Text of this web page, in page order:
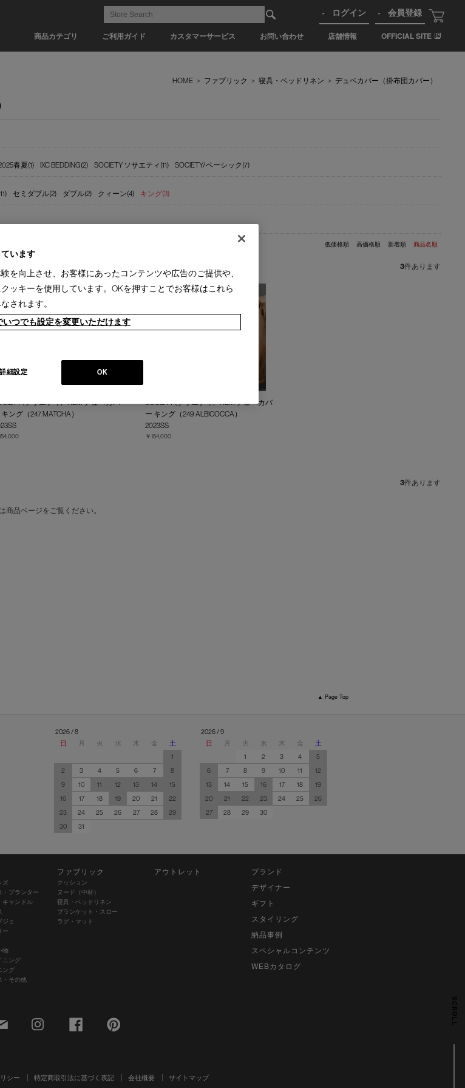
商品カテゴリ ご利用ガイド カスタマーサービス お問い合わせ 店舗情報 OFFICIAL SITE
ログイン 会員登録
SCROLL
HOME > ファブリック > 寝具・ベッドリネン > デュベカバー（掛布団カバー）
春夏(1) IXC BEDDING(2) SOCIETY ソサエティ(11) SOCIETY/ベーシック(7)
セミダブル(2) ダブル(2) クィーン(4) キング(3)
低価格順 高価格順 新着順 商品名順
3件あります
(ソサエティ) - REM デュベカバ
キング（247 MATCHA）
SOCIETY (ソサエティ) - REM デュベカバ
ー キング（249 ALBICOCCA）
2023SS
￥154,000
3件あります
品ページをご覧ください。
▲ Page Top
2026 / 8
日
月 火 水 木 金
土
1
2
3 4 5 6 7
8
9
10 11 12 13 14
15
16
17 18 19 20 21
22
23
24 25 26 27 28
29
30
31
2026 / 9
日
月 火 水 木 金
土
1
2 3 4
5
6
7 8 9 10 11
12
13
14 15 16 17 18
19
20
21 22 23 24 25
26
27
28 29 30
ズ
・プランター
キャンドル
ジェ
ー
物
ニング
ング
・その他
ファブリック
クッション
ヌード（中材）
寝具・ベッドリネン
ブランケット・スロー
ラグ・マット
アウトレット
ブランド
デザイナー
ギフト
スタイリング
納品事例
スペシャルコンテンツ
WEBカタログ
シー 特定商取引法に基づく表記 会社概要 サイトマップ
います
を向上させ、お客様にあったコンテンツや広告のご提供や、
ッキーを使用しています。OKを押すことでお客様はこれら
されます。
いつでも設定を変更いただけます
OK
詳細設定